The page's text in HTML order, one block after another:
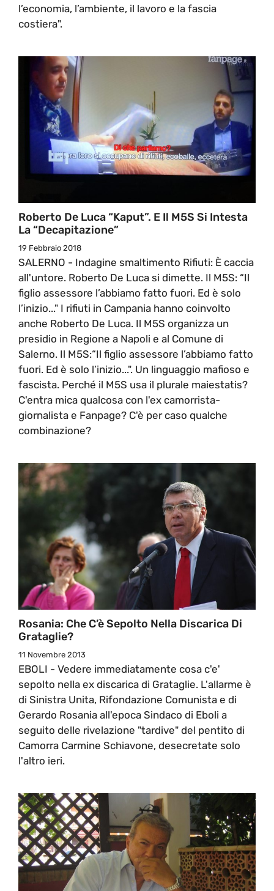
l’economia, l’ambiente, il lavoro e la fascia
costiera".
Roberto De Luca “Kaput”. E Il M5S Si Intesta
La “decapitazione”
19 Febbraio 2018
SALERNO - Indagine smaltimento Rifiuti: È caccia
all'untore. Roberto De Luca si dimette. Il M5S: “Il
figlio assessore l’abbiamo fatto fuori. Ed è solo
l’inizio..." I rifiuti in Campania hanno coinvolto
anche Roberto De Luca. Il M5S organizza un
presidio in Regione a Napoli e al Comune di
Salerno. Il M5S:“Il figlio assessore l’abbiamo fatto
fuori. Ed è solo l’inizio...". Un linguaggio mafioso e
fascista. Perché il M5S usa il plurale maiestatis?
C'entra mica qualcosa con l'ex camorrista-
giornalista e Fanpage? C'è per caso qualche
combinazione?
Rosania: Che C’è Sepolto Nella Discarica Di
Grataglie?
11 Novembre 2013
EBOLI - Vedere immediatamente cosa c'e'
sepolto nella ex discarica di Grataglie. L'allarme è
di Sinistra Unita, Rifondazione Comunista e di
Gerardo Rosania all'epoca Sindaco di Eboli a
seguito delle rivelazione "tardive" del pentito di
Camorra Carmine Schiavone, desecretate solo
l'altro ieri.